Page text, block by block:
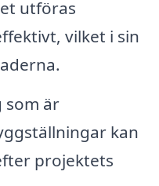
utföras
vilket i sin
som är
kan
projektets